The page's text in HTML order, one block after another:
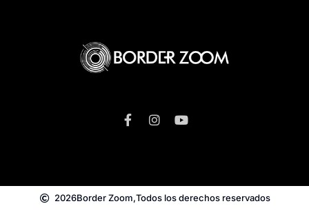
2026Border Zoom,Todos los derechos reservados